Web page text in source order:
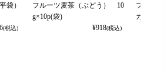
袋）
(税込)
フルーツ麦茶（ぶどう） 10
g×10p(袋)
¥918(税込)
フルー
カット